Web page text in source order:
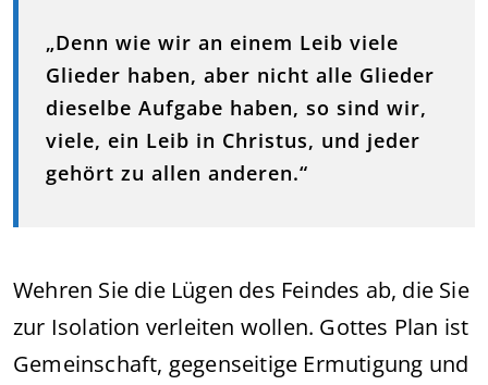
„Denn wie wir an einem Leib viele
Glieder haben, aber nicht alle Glieder
dieselbe Aufgabe haben, so sind wir,
viele, ein Leib in Christus, und jeder
gehört zu allen anderen.“
Wehren Sie die Lügen des Feindes ab, die Sie
zur Isolation verleiten wollen. Gottes Plan ist
Gemeinschaft, gegenseitige Ermutigung und